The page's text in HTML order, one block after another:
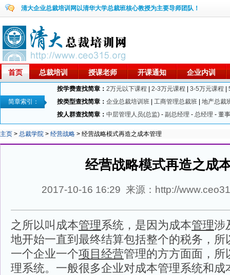
清大企业总裁培训网以清华大学总裁班核心教授为主要导师团队！
首页 总裁培训 授课老师 开课通知 企业内训
简章索引：
按学费查找简章： 2万元以下课程 2-3万元课程 3-5万元课程
按类型查找简章： 企业总裁培训班 工商管理总裁班
地产总裁
按人群查找简章： 中层管理人员(总监) - 副总经理 - 总经理 - 董
主页 > 总裁学院 > 经营战略 > 经营战略模式再造之成本管理
经营战略模式再造之成
2017-10-16 16:29 来源：http://
之所以叫成本管理系统，是因为成本管理涉
地开始一直到最终结算包括整个的税务，所
一个企业一个项目经营管理的方方面面，所
理系统。一般很多企业对成本管理系统和成